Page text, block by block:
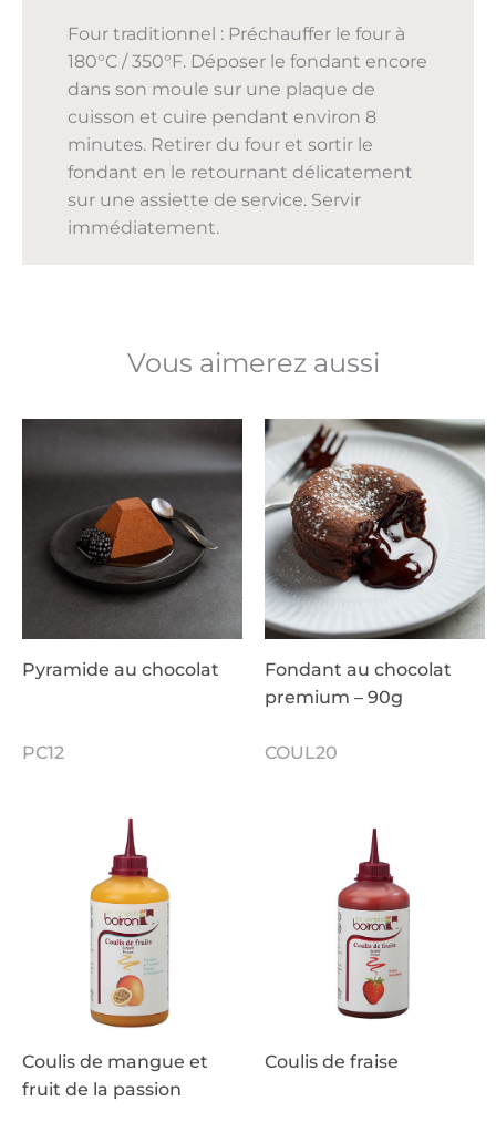
Four traditionnel : Préchauffer le four à
180°C / 350°F. Déposer le fondant encore
dans son moule sur une plaque de
cuisson et cuire pendant environ 8
minutes. Retirer du four et sortir le
fondant en le retournant délicatement
sur une assiette de service. Servir
immédiatement.
Vous aimerez aussi
Pyramide au chocolat
PC12
Fondant au chocolat
premium – 90g
COUL20
Coulis de mangue et
fruit de la passion
Coulis de fraise